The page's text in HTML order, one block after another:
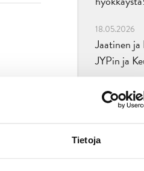
Tietoja
18.05.2026
Jaatinen
JYPin ja
14.05.2026
Tuore
JYP-
sopimuksella